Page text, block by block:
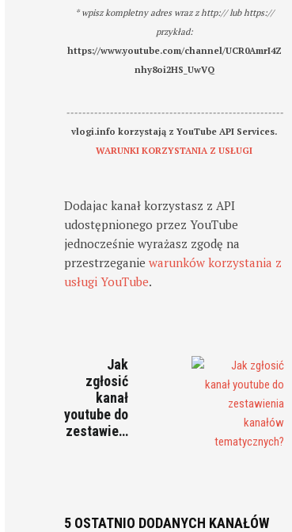
* wpisz kompletny adres wraz z http:// lub https://
przykład:
https://www.youtube.com/channel/UCR0AmrI4Z
nhy8oi2HS_UwVQ
-------------------------------------------------------
vlogi.info korzystają z YouTube API Services.
WARUNKI KORZYSTANIA Z USŁUGI
Dodajac kanał korzystasz z API
udostępnionego przez YouTube
jednocześnie wyrażasz zgodę na
przestrzeganiewarunków korzystania z
usługi YouTube.
Jak
zgłosić
kanał
youtube do
zestawie…
5 OSTATNIO DODANYCH KANAŁÓW